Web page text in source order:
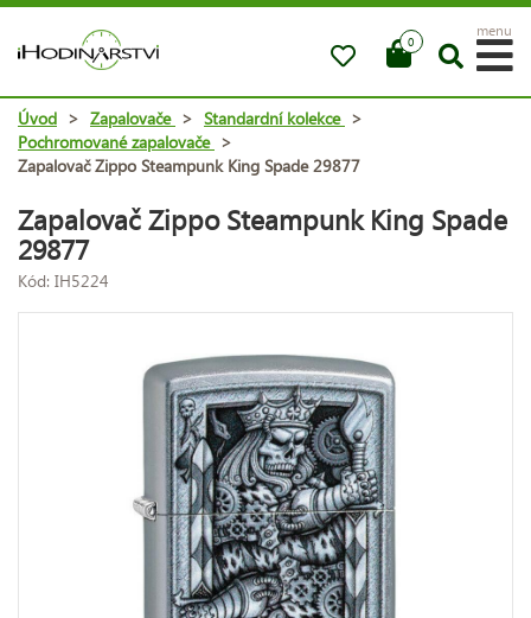
0
menu
Úvod > Zapalovače > Standardní kolekce >
Pochromované zapalovače >
Zapalovač Zippo Steampunk King Spade 29877
Zapalovač Zippo Steampunk King Spade
29877
Kód: IH5224